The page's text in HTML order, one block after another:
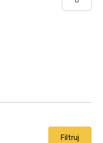
Filtruj